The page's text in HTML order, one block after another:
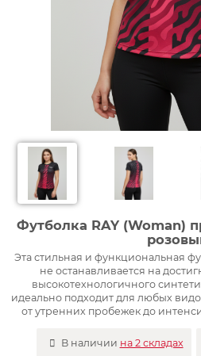
Футболка RAY (Woman)
Эта стильная и функциональная
не останавливается на
высокотехнологичного
идеально подходит для любых
от утренних пробежек до
В наличии на 2 складах